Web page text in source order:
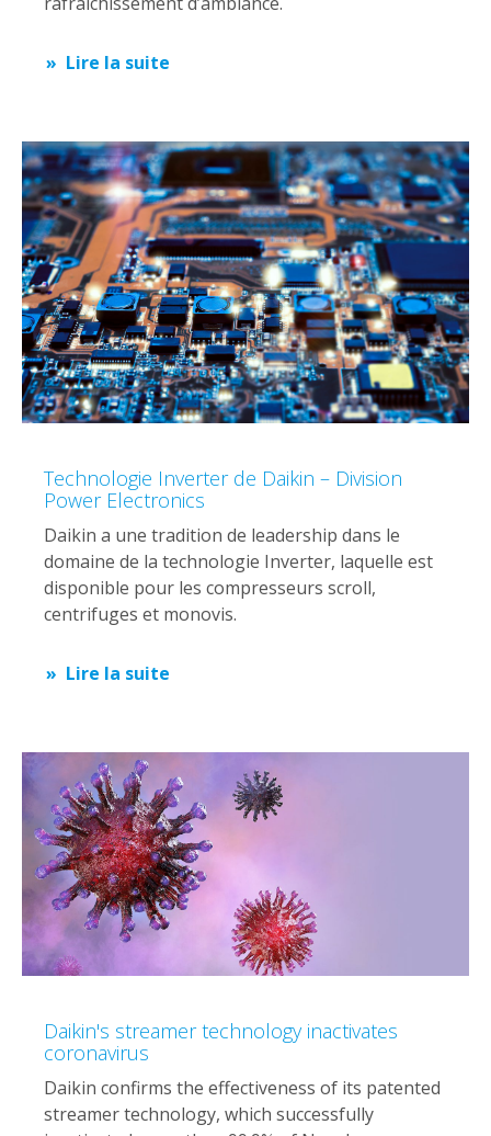
Lire la suite
Technologie Inverter de Daikin – Division
Power Electronics
Daikin a une tradition de leadership dans le
domaine de la technologie Inverter, laquelle est
disponible pour les compresseurs scroll,
centrifuges et monovis.
Lire la suite
Daikin's streamer technology inactivates
coronavirus
Daikin confirms the effectiveness of its patented
streamer technology, which successfully